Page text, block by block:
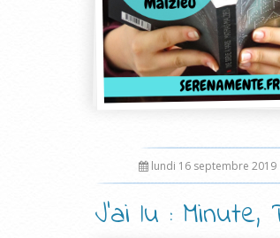
lundi 16 septembre 2019
J’ai lu :